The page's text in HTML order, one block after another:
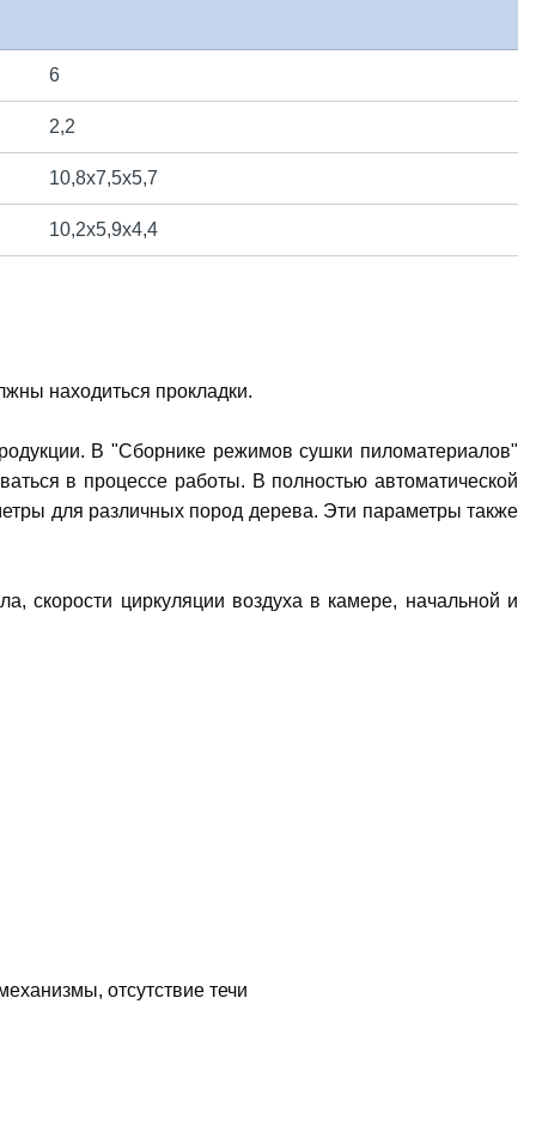
6
2,2
10,8х7,5х5,7
10,2х5,9х4,4
находиться прокладки.
В "Сборнике режимов сушки пиломатериалов"
в процессе работы. В полностью автоматической
для различных пород дерева. Эти параметры также
скорости циркуляции воздуха в камере, начальной и
отсутствие течи